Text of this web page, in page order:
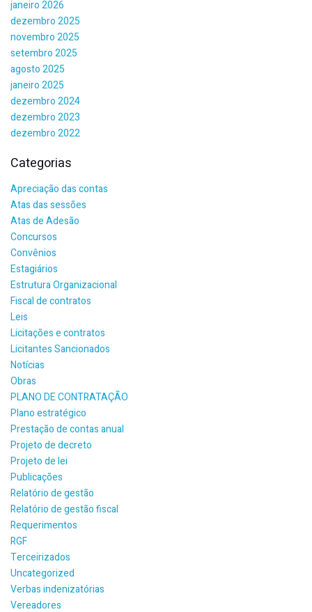
janeiro 2026
dezembro 2025
novembro 2025
setembro 2025
agosto 2025
janeiro 2025
dezembro 2024
dezembro 2023
dezembro 2022
Categorias
Apreciação das contas
Atas das sessões
Atas de Adesão
Concursos
Convênios
Estagiários
Estrutura Organizacional
Fiscal de contratos
Leis
Licitações e contratos
Licitantes Sancionados
Notícias
Obras
PLANO DE CONTRATAÇÃO
Plano estratégico
Prestação de contas anual
Projeto de decreto
Projeto de lei
Publicações
Relatório de gestão
Relatório de gestão fiscal
Requerimentos
RGF
Terceirizados
Uncategorized
Verbas indenizatórias
Vereadores